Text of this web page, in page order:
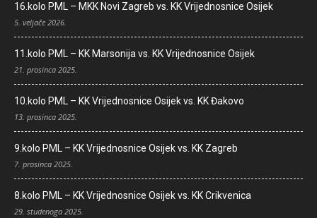
16.kolo PML – MKK Novi Zagreb vs. KK Vrijednosnice Osijek
5. veljače 2026.
11.kolo PML – KK Marsonija vs. KK Vrijednosnice Osijek
21. prosinca 2025.
10.kolo PML – KK Vrijednosnice Osijek vs. KK Đakovo
13. prosinca 2025.
9.kolo PML – KK Vrijednosnice Osijek vs. KK Zagreb
7. prosinca 2025.
8.kolo PML – KK Vrijednosnice Osijek vs. KK Crikvenica
29. studenoga 2025.